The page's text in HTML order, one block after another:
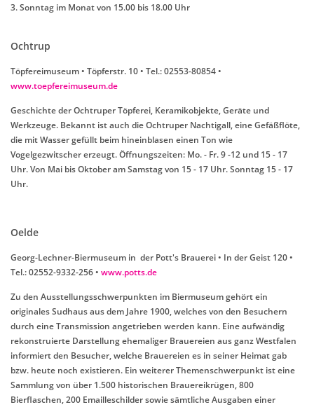
3. Sonntag im Monat von 15.00 bis 18.00 Uhr
Ochtrup
Töpfereimuseum • Töpferstr. 10 • Tel.: 02553-80854 •
www.toepfereimuseum.de
Geschichte der Ochtruper Töpferei, Keramikobjekte, Geräte und
Werkzeuge. Bekannt ist auch die Ochtruper Nachtigall, eine Gefäßflöte,
die mit Wasser gefüllt beim hineinblasen einen Ton wie
Vogelgezwitscher erzeugt. Öffnungszeiten: Mo. - Fr. 9 -12 und 15 - 17
Uhr. Von Mai bis Oktober am Samstag von 15 - 17 Uhr. Sonntag 15 - 17
Uhr.
Oelde
Georg-Lechner-Biermuseum in der Pott's Brauerei • In der Geist 120 •
Tel.: 02552-9332-256 • www.potts.de
Zu den Ausstellungsschwerpunkten im Biermuseum gehört ein
originales Sudhaus aus dem Jahre 1900, welches von den Besuchern
durch eine Transmission angetrieben werden kann. Eine aufwändig
rekonstruierte Darstellung ehemaliger Brauereien aus ganz Westfalen
informiert den Besucher, welche Brauereien es in seiner Heimat gab
bzw. heute noch existieren. Ein weiterer Themenschwerpunkt ist eine
Sammlung von über 1.500 historischen Brauereikrügen, 800
Bierflaschen, 200 Emailleschilder sowie sämtliche Ausgaben einer